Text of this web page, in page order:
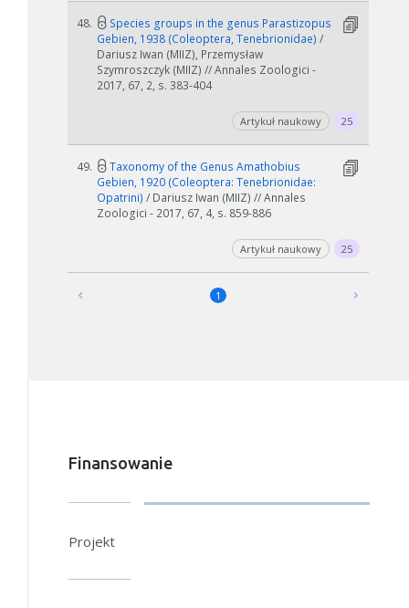
48.
Species groups in the genus Parastizopus
Gebien, 1938 (Coleoptera, Tenebrionidae) /
Dariusz Iwan (MIIZ), Przemysław
Szymroszczyk (MIIZ) // Annales Zoologici -
2017, 67, 2, s. 383-404
Artykuł naukowy 25
49.
Taxonomy of the Genus Amathobius
Gebien, 1920 (Coleoptera: Tenebrionidae:
Opatrini) / Dariusz Iwan (MIIZ) // Annales
Zoologici - 2017, 67, 4, s. 859-886
Artykuł naukowy 25
1
Finansowanie
Projekt